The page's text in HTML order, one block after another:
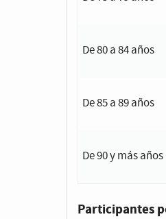
De 80 a 84 años
De 85 a 89 años
De 90 y más años
Participantes